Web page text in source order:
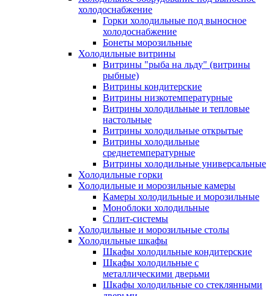
холодоснабжение
Горки холодильные под выносное
холодоснабжение
Бонеты морозильные
Холодильные витрины
Витрины "рыба на льду" (витрины
рыбные)
Витрины кондитерские
Витрины низкотемпературные
Витрины холодильные и тепловые
настольные
Витрины холодильные открытые
Витрины холодильные
среднетемпературные
Витрины холодильные универсальные
Холодильные горки
Холодильные и морозильные камеры
Камеры холодильные и морозильные
Моноблоки холодильные
Сплит-системы
Холодильные и морозильные столы
Холодильные шкафы
Шкафы холодильные кондитерские
Шкафы холодильные с
металлическими дверьми
Шкафы холодильные со стеклянными